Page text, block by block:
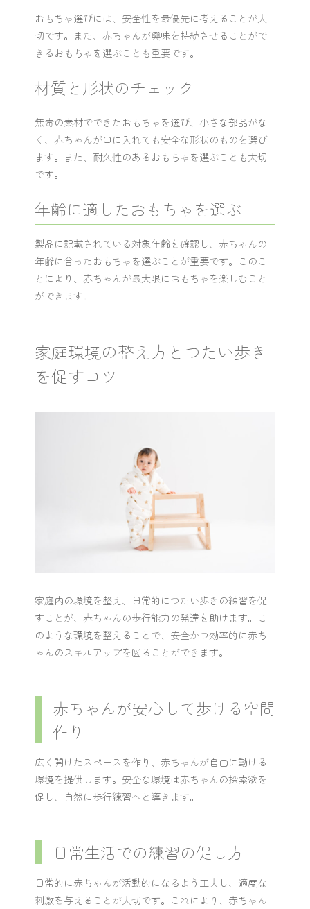
おもちゃ選びには、安全性を最優先に考えることが大
切です。また、赤ちゃんが興味を持続させることがで
きるおもちゃを選ぶことも重要です。
材質と形状のチェック
無毒の素材でできたおもちゃを選び、小さな部品がな
く、赤ちゃんが口に入れても安全な形状のものを選び
ます。また、耐久性のあるおもちゃを選ぶことも大切
です。
年齢に適したおもちゃを選ぶ
製品に記載されている対象年齢を確認し、赤ちゃんの
年齢に合ったおもちゃを選ぶことが重要です。このこ
とにより、赤ちゃんが最大限におもちゃを楽しむこと
ができます。
家庭環境の整え方とつたい歩き
を促すコツ
家庭内の環境を整え、日常的につたい歩きの練習を促
すことが、赤ちゃんの歩行能力の発達を助けます。こ
のような環境を整えることで、安全かつ効率的に赤ち
ゃんのスキルアップを図ることができます。
赤ちゃんが安心して歩ける空間
作り
広く開けたスペースを作り、赤ちゃんが自由に動ける
環境を提供します。安全な環境は赤ちゃんの探索欲を
促し、自然に歩行練習へと導きます。
日常生活での練習の促し方
日常的に赤ちゃんが活動的になるよう工夫し、適度な
刺激を与えることが大切です。これにより、赤ちゃん